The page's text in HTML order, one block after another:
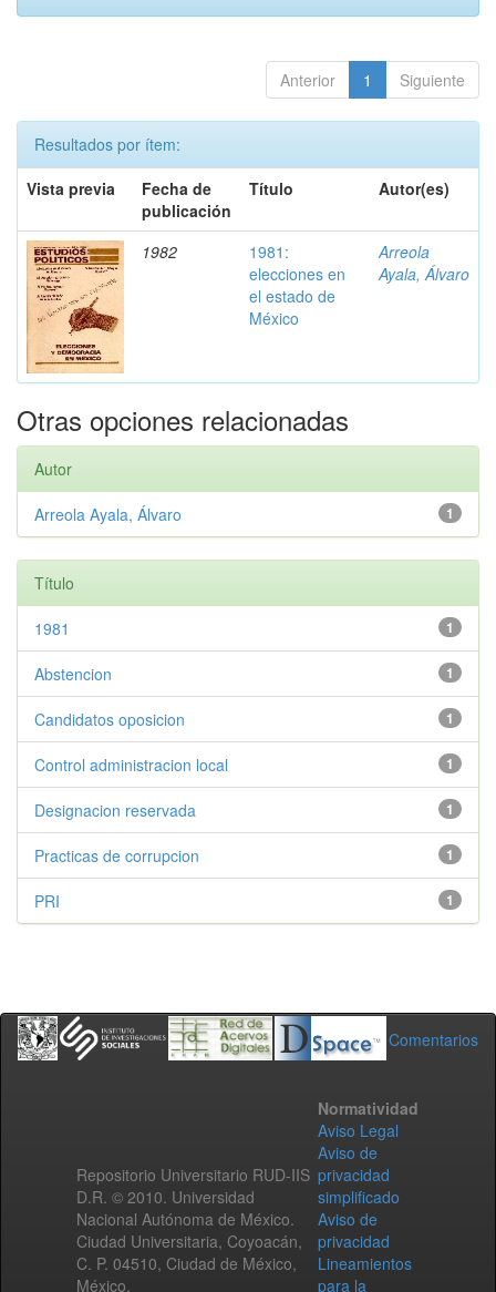
Anterior 1 Siguiente
Resultados por ítem:
Vista previa
Fecha de
publicación
Título Autor(es)
1982
1981:
elecciones en
el estado de
México
Arreola
Ayala, Álvaro
Otras opciones relacionadas
Autor
1
Arreola Ayala, Álvaro
Título
1
1981
1
Abstencion
1
Candidatos oposicion
1
Control administracion local
1
Designacion reservada
1
Practicas de corrupcion
1
PRI
Comentarios
Repositorio Universitario RUD-IIS
D.R. © 2010. Universidad
Nacional Autónoma de México.
Ciudad Universitaria, Coyoacán,
C. P. 04510, Ciudad de México,
México.
Normatividad
Aviso Legal
Aviso de
privacidad
simplificado
Aviso de
privacidad
Lineamientos
para la